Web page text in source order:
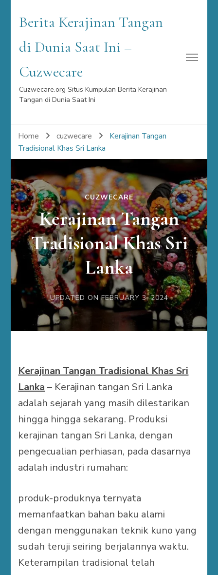
Berita Kerajinan Tangan
di Dunia Saat Ini –
Cuzwecare
Cuzwecare.org Situs Kumpulan Berita Kerajinan
Tangan di Dunia Saat Ini
Home cuzwecare
Kerajinan Tangan
Tradisional Khas Sri Lanka
CUZWECARE
Kerajinan Tangan
Tradisional Khas Sri
Lanka
UPDATED ONFEBRUARY 3, 2024
Kerajinan Tangan Tradisional Khas Sri
Lanka – Kerajinan tangan Sri Lanka
adalah sejarah yang masih dilestarikan
hingga hingga sekarang. Produksi
kerajinan tangan Sri Lanka, dengan
pengecualian perhiasan, pada dasarnya
adalah industri rumahan:
produk-produknya ternyata
memanfaatkan bahan baku alami
dengan menggunakan teknik kuno yang
sudah teruji seiring berjalannya waktu.
Keterampilan tradisional telah